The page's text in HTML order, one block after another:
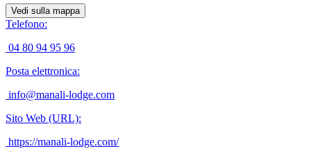
Vedi sulla mappa
Telefono:
04 80 94 95 96
Posta elettronica:
info@manali-lodge.com
Sito Web (URL):
https://manali-lodge.com/